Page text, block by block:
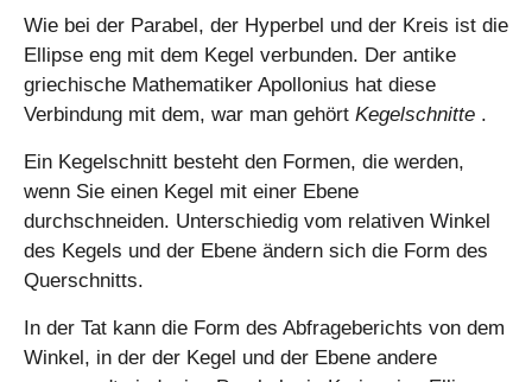
rt
7
^
2
}
\
s
q
rt
{
2
Wie bei der Parabel, der Hyperbel und der Kreis ist die
Ellipse eng mit dem Kegel verbunden. Der antike
griechische Mathematiker Apollonius hat diese
Verbindung mit dem, war man gehört Kegelschnitte .
Ein Kegelschnitt besteht den Formen, die werden,
wenn Sie einen Kegel mit einer Ebene
durchschneiden. Unterschiedig vom relativen Winkel
des Kegels und der Ebene ändern sich die Form des
Querschnitts.
In der Tat kann die Form des Abfrageberichts von dem
Winkel, in der der Kegel und der Ebene andere